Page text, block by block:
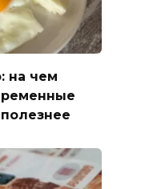
на чем
полезнее